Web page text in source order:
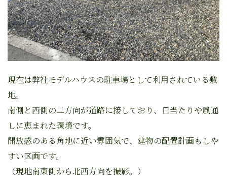
現在は弊社モデルハウスの駐車場として利用されている敷
地。
南側と西側の二方向が道路に接しており、日当たりや風通
しに恵まれた環境です。
開放感のある角地に近い雰囲気で、建物の配置計画もしや
すい区画です。
（現地南東側から北西方向を撮影。）